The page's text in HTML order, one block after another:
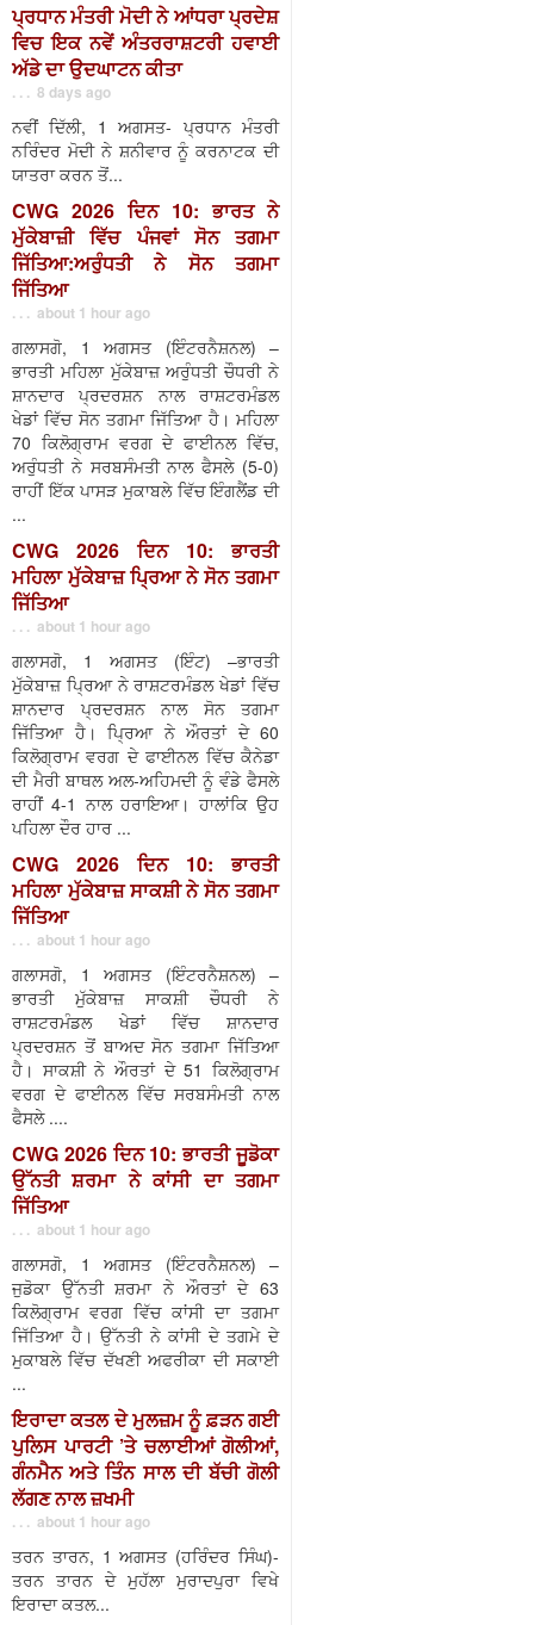
ਪ੍ਰਧਾਨ ਮੰਤਰੀ ਮੋਦੀ ਨੇ ਆਂਧਰਾ ਪ੍ਰਦੇਸ਼
ਵਿਚ ਇਕ ਨਵੇਂ ਅੰਤਰਰਾਸ਼ਟਰੀ ਹਵਾਈ
ਅੱਡੇ ਦਾ ਉਦਘਾਟਨ ਕੀਤਾ
. . . 8 days ago
ਨਵੀਂ ਦਿੱਲੀ, 1 ਅਗਸਤ- ਪ੍ਰਧਾਨ ਮੰਤਰੀ
ਨਰਿੰਦਰ ਮੋਦੀ ਨੇ ਸ਼ਨੀਵਾਰ ਨੂੰ ਕਰਨਾਟਕ ਦੀ
ਯਾਤਰਾ ਕਰਨ ਤੋਂ...
CWG 2026 ਦਿਨ 10: ਭਾਰਤ ਨੇ
ਮੁੱਕੇਬਾਜ਼ੀ ਵਿੱਚ ਪੰਜਵਾਂ ਸੋਨ ਤਗਮਾ
ਜਿੱਤਿਆ:ਅਰੁੰਧਤੀ ਨੇ ਸੋਨ ਤਗਮਾ
ਜਿੱਤਿਆ
. . . about 1 hour ago
ਗਲਾਸਗੋ, 1 ਅਗਸਤ (ਇੰਟਰਨੈਸ਼ਨਲ) –
ਭਾਰਤੀ ਮਹਿਲਾ ਮੁੱਕੇਬਾਜ਼ ਅਰੁੰਧਤੀ ਚੌਧਰੀ ਨੇ
ਸ਼ਾਨਦਾਰ ਪ੍ਰਦਰਸ਼ਨ ਨਾਲ ਰਾਸ਼ਟਰਮੰਡਲ
ਖੇਡਾਂ ਵਿੱਚ ਸੋਨ ਤਗਮਾ ਜਿੱਤਿਆ ਹੈ। ਮਹਿਲਾ
70 ਕਿਲੋਗ੍ਰਾਮ ਵਰਗ ਦੇ ਫਾਈਨਲ ਵਿੱਚ,
ਅਰੁੰਧਤੀ ਨੇ ਸਰਬਸੰਮਤੀ ਨਾਲ ਫੈਸਲੇ (5-0)
ਰਾਹੀਂ ਇੱਕ ਪਾਸੜ ਮੁਕਾਬਲੇ ਵਿੱਚ ਇੰਗਲੈਂਡ ਦੀ
...
CWG 2026 ਦਿਨ 10: ਭਾਰਤੀ
ਮਹਿਲਾ ਮੁੱਕੇਬਾਜ਼ ਪ੍ਰਿਆ ਨੇ ਸੋਨ ਤਗਮਾ
ਜਿੱਤਿਆ
. . . about 1 hour ago
ਗਲਾਸਗੋ, 1 ਅਗਸਤ (ਇੰਟ) –ਭਾਰਤੀ
ਮੁੱਕੇਬਾਜ਼ ਪ੍ਰਿਆ ਨੇ ਰਾਸ਼ਟਰਮੰਡਲ ਖੇਡਾਂ ਵਿੱਚ
ਸ਼ਾਨਦਾਰ ਪ੍ਰਦਰਸ਼ਨ ਨਾਲ ਸੋਨ ਤਗਮਾ
ਜਿੱਤਿਆ ਹੈ। ਪ੍ਰਿਆ ਨੇ ਔਰਤਾਂ ਦੇ 60
ਕਿਲੋਗ੍ਰਾਮ ਵਰਗ ਦੇ ਫਾਈਨਲ ਵਿੱਚ ਕੈਨੇਡਾ
ਦੀ ਮੈਰੀ ਬਾਥਲ ਅਲ-ਅਹਿਮਦੀ ਨੂੰ ਵੰਡੇ ਫੈਸਲੇ
ਰਾਹੀਂ 4-1 ਨਾਲ ਹਰਾਇਆ। ਹਾਲਾਂਕਿ ਉਹ
ਪਹਿਲਾ ਦੌਰ ਹਾਰ ...
CWG 2026 ਦਿਨ 10: ਭਾਰਤੀ
ਮਹਿਲਾ ਮੁੱਕੇਬਾਜ਼ ਸਾਕਸ਼ੀ ਨੇ ਸੋਨ ਤਗਮਾ
ਜਿੱਤਿਆ
. . . about 1 hour ago
ਗਲਾਸਗੋ, 1 ਅਗਸਤ (ਇੰਟਰਨੈਸ਼ਨਲ) –
ਭਾਰਤੀ ਮੁੱਕੇਬਾਜ਼ ਸਾਕਸ਼ੀ ਚੌਧਰੀ ਨੇ
ਰਾਸ਼ਟਰਮੰਡਲ ਖੇਡਾਂ ਵਿੱਚ ਸ਼ਾਨਦਾਰ
ਪ੍ਰਦਰਸ਼ਨ ਤੋਂ ਬਾਅਦ ਸੋਨ ਤਗਮਾ ਜਿੱਤਿਆ
ਹੈ। ਸਾਕਸ਼ੀ ਨੇ ਔਰਤਾਂ ਦੇ 51 ਕਿਲੋਗ੍ਰਾਮ
ਵਰਗ ਦੇ ਫਾਈਨਲ ਵਿੱਚ ਸਰਬਸੰਮਤੀ ਨਾਲ
ਫੈਸਲੇ ....
CWG 2026 ਦਿਨ 10: ਭਾਰਤੀ ਜੂਡੋਕਾ
ਉੱਨਤੀ ਸ਼ਰਮਾ ਨੇ ਕਾਂਸੀ ਦਾ ਤਗਮਾ
ਜਿੱਤਿਆ
. . . about 1 hour ago
ਗਲਾਸਗੋ, 1 ਅਗਸਤ (ਇੰਟਰਨੈਸ਼ਨਲ) –
ਜੁਡੋਕਾ ਉੱਨਤੀ ਸ਼ਰਮਾ ਨੇ ਔਰਤਾਂ ਦੇ 63
ਕਿਲੋਗ੍ਰਾਮ ਵਰਗ ਵਿੱਚ ਕਾਂਸੀ ਦਾ ਤਗਮਾ
ਜਿੱਤਿਆ ਹੈ। ਉੱਨਤੀ ਨੇ ਕਾਂਸੀ ਦੇ ਤਗਮੇ ਦੇ
ਮੁਕਾਬਲੇ ਵਿੱਚ ਦੱਖਣੀ ਅਫਰੀਕਾ ਦੀ ਸਕਾਈ
...
ਇਰਾਦਾ ਕਤਲ ਦੇ ਮੁਲਜ਼ਮ ਨੂੰ ਫ਼ੜਨ ਗਈ
ਪੁਲਿਸ ਪਾਰਟੀ ’ਤੇ ਚਲਾਈਆਂ ਗੋਲੀਆਂ,
ਗੰਨਮੈਨ ਅਤੇ ਤਿੰਨ ਸਾਲ ਦੀ ਬੱਚੀ ਗੋਲੀ
ਲੱਗਣ ਨਾਲ ਜ਼ਖਮੀ
. . . about 1 hour ago
ਤਰਨ ਤਾਰਨ, 1 ਅਗਸਤ (ਹਰਿੰਦਰ ਸਿੰਘ)-
ਤਰਨ ਤਾਰਨ ਦੇ ਮੁਹੱਲਾ ਮੁਰਾਦਪੁਰਾ ਵਿਖੇ
ਇਰਾਦਾ ਕਤਲ...